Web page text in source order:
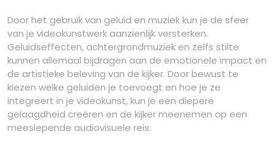
Door het gebruik van geluid en muziek kun je de sfeer
van je videokunstwerk aanzienlijk versterken.
Geluidseffecten, achtergrondmuziek en zelfs stilte
kunnen allemaal bijdragen aan de emotionele impact en
de artistieke beleving van de kijker. Door bewust te
kiezen welke geluiden je toevoegt en hoe je ze
integreert in je videokunst, kun je een diepere
gelaagdheid creëren en de kijker meenemen op een
meeslepende audiovisuele reis.